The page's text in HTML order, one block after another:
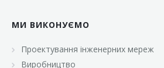
«Класс»
«Континент»
МИ ВИКОНУЄМО
Проектування інженерних мереж
Виробництво